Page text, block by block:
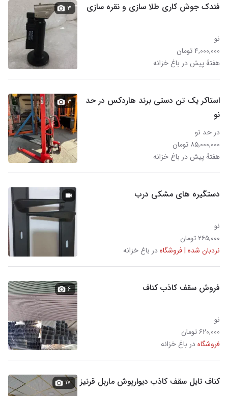
فندک جوش کاری طلا سازی و نقره سازی
نو
۴,۰۰۰,۰۰۰ تومان
هفتهٔ پیش در باغ خزانه
۳
استاکر یک تن دستی برند هاردکس در حد
نو
در حد نو
۸۵,۰۰۰,۰۰۰ تومان
هفتهٔ پیش در باغ خزانه
۳
دستگیره های مشکی درب
نو
۲۶۵,۰۰۰ تومان
نردبان شده | فروشگاهدر باغ خزانه
فروش سقف کاذب کناف
نو
۶۲۰,۰۰۰ تومان
فروشگاهدر باغ خزانه
۶
کناف تایل سقف کاذب دیوارپوش ماربل قرنیز ۱۷